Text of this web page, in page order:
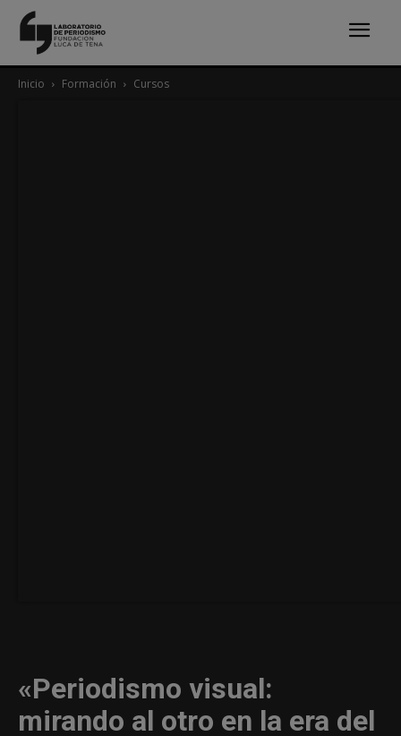
Inicio Formación Cursos
«Periodismo visual:
mirando al otro en la era del